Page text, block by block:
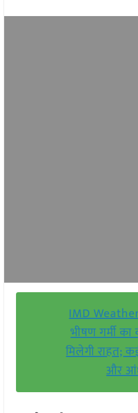
IMD
भीषण गर्मी
मिलेगी राहत;
और